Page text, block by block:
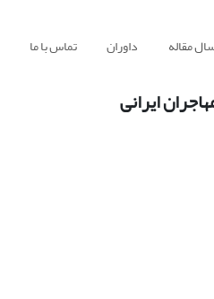
مقاله داوران تماس با ما
ایرانی